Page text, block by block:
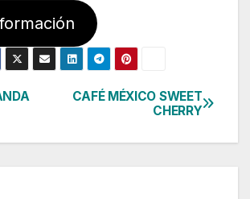
CAFÉ MÉXICO SWEET
CHERRY